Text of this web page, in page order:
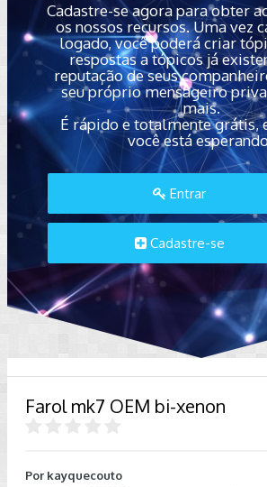
Cadastre-se agora para obter
os nossos recursos. Uma vez
logado, você poderá criar
respostas a tópicos já
reputação de seus
seu próprio mensageiro
mais.
É rápido e totalmente grátis,
você está
Entrar
Cadastre-se
Farol mk7 OEM bi-xenon
Por kayquecouto